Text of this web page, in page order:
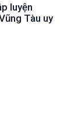
luyện
Tàu uy